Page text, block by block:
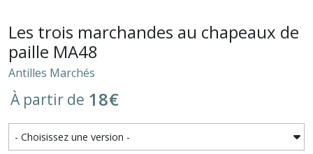
Les trois marchandes au chapeaux de
paille MA48
Antilles Marchés
À partir de 18€